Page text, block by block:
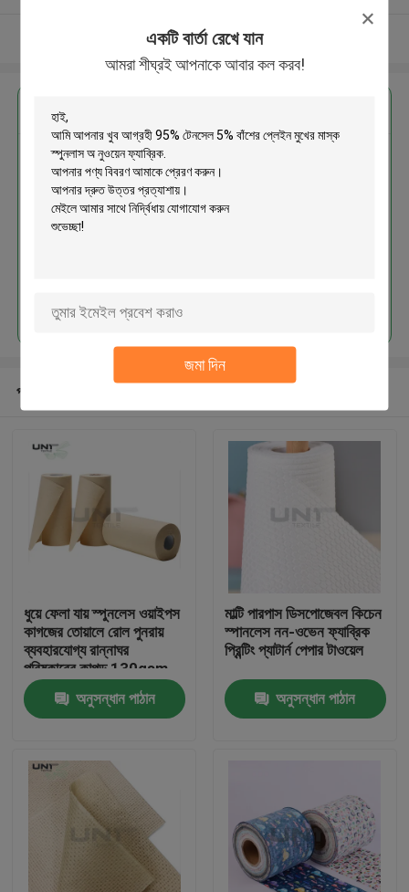
একটি বার্তা রেখে যান
আমরা শীঘ্রই আপনাকে আবার কল করব!
জমা দিন
বাড়ি
আমাদের সম্পর্কে
আরো দেখুন
95% টেনসেল 5% বাঁশের প্লেইন মুখের মাস্ক
স্পুনলাস অ নুওয়েন ফ্যাব্রিক
প্রস্তাবিত পণ্য
ধুয়ে ফেলা যায় স্পুনলেস ওয়াইপস
কাগজের তোয়ালে রোল পুনরায়
ব্যবহারযোগ্য রান্নাঘর
পরিষ্কারের কাপড় 130gsm
অনুসন্ধান পাঠান
মাল্টি পারপাস ডিসপোজেবল কিচেন
স্পানলেস নন-ওভেন ফ্যাব্রিক
প্রিন্টিং প্যাটার্ন পেপার টাওয়েল
অনুসন্ধান পাঠান